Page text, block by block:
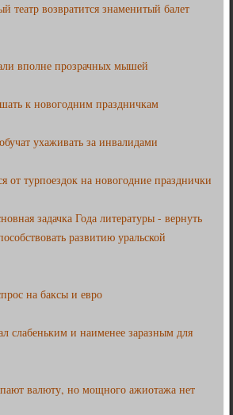
театр возвратится знаменитый балет
вполне прозрачных мышей
к новогодним праздничкам
ухаживать за инвалидами
от турпоездок на новогодние празднички
задачка Года литературы - вернуть
развитию уральской
на баксы и евро
слабеньким и наименее заразным для
валюту, но мощного ажиотажа нет